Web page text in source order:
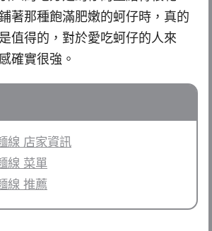
著那種飽滿肥嫩的蚵仔時，真的
值得的，對於愛吃蚵仔的人來
確實很強。
線 店家資訊
線 菜單
線 推薦